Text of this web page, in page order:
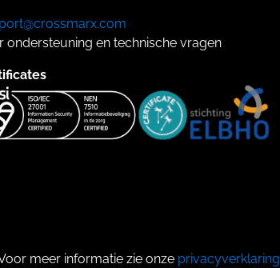
ondersteuning en technische vragen
meer informatie zie onze privacyverklaring